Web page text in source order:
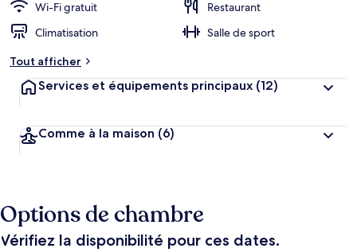
t
l
Wi-Fi gratuit
Restaurant
Climatisation
Salle de sport
Tout afficher
Services et équipements principaux (12)
Comme à la maison (6)
Options de chambre
Vérifiez la disponibilité pour ces dates.